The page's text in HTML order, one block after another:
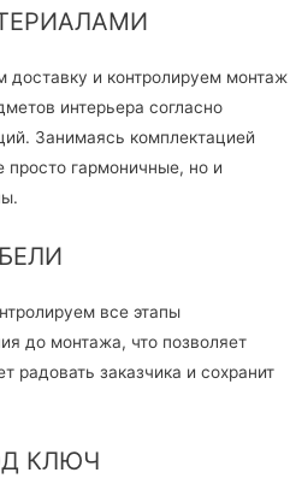
и контролируем монтаж
интерьера согласно
Занимаясь комплектацией
просто гармоничные, но и
все этапы
до монтажа, что позволяет
радовать заказчика и сохранит
КЛЮЧ